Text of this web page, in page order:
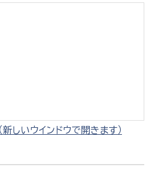
しいウインドウで開きます）